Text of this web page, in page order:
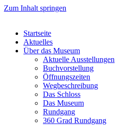
Zum Inhalt springen
Startseite
Aktuelles
Über das Museum
Aktuelle Ausstellungen
Buchvorstellung
Öffnungszeiten
Wegbeschreibung
Das Schloss
Das Museum
Rundgang
360 Grad Rundgang